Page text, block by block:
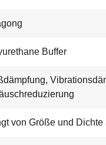
Buffer
von Größe und Dichte